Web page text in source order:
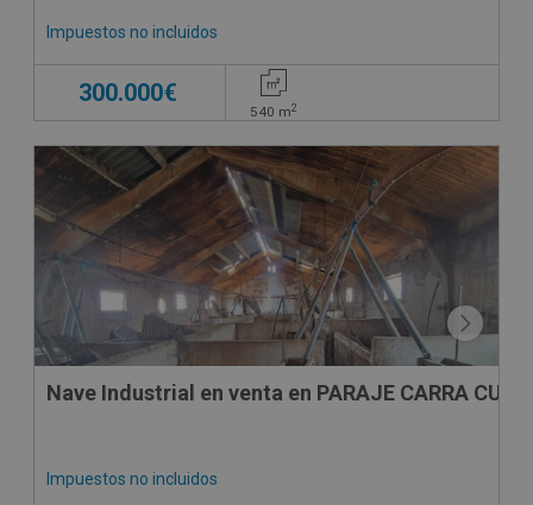
Impuestos no incluidos
300.000€
540 m2
Nave Industrial en venta en PARAJE CARRA
Impuestos no incluidos